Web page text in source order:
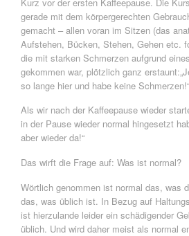
gerade mit dem körpergerechten
gemacht – allen voran im Sitzen (das
Aufstehen, Bücken, Stehen, Gehen etc.
die mit starken Schmerzen aufgrund
gekommen war, plötzlich ganz
so lange hier und habe keine Schmerzen!“
Als wir nach der Kaffeepause wieder
in der Pause wieder normal hingesetzt
aber wieder da!“
Das wirft die Frage auf: Was ist normal?
Wörtlich genommen ist normal das, was
das, was üblich ist. In Bezug auf
ist hierzulande leider ein schädigender
üblich. Und wird daher meist als normal